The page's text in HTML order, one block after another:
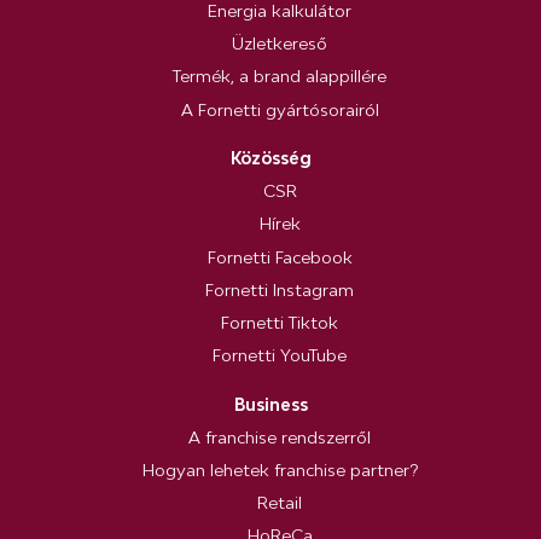
Energia kalkulátor
Üzletkereső
Termék, a brand alappillére
A Fornetti gyártósorairól
Közösség
CSR
Hírek
Fornetti Facebook
Fornetti Instagram
Fornetti Tiktok
Fornetti YouTube
Business
A franchise rendszerről
Hogyan lehetek franchise partner?
Retail